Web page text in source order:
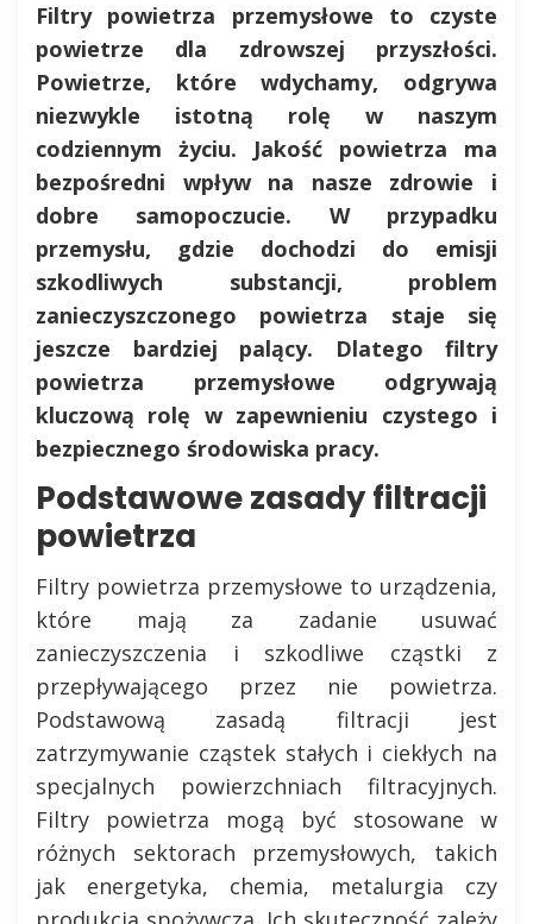
Filtry powietrza przemysłowe to czyste
powietrze dla zdrowszej przyszłości.
Powietrze, które wdychamy, odgrywa
niezwykle istotną rolę w naszym
codziennym życiu. Jakość powietrza ma
bezpośredni wpływ na nasze zdrowie i
dobre samopoczucie. W przypadku
przemysłu, gdzie dochodzi do emisji
szkodliwych substancji, problem
zanieczyszczonego powietrza staje się
jeszcze bardziej palący. Dlatego filtry
powietrza przemysłowe odgrywają
kluczową rolę w zapewnieniu czystego i
bezpiecznego środowiska pracy.
Podstawowe zasady filtracji
powietrza
Filtry powietrza przemysłowe to urządzenia,
które mają za zadanie usuwać
zanieczyszczenia i szkodliwe cząstki z
przepływającego przez nie powietrza.
Podstawową zasadą filtracji jest
zatrzymywanie cząstek stałych i ciekłych na
specjalnych powierzchniach filtracyjnych.
Filtry powietrza mogą być stosowane w
różnych sektorach przemysłowych, takich
jak energetyka, chemia, metalurgia czy